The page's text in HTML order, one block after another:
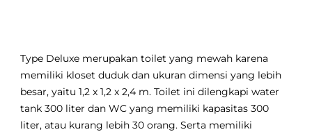
Type Deluxe merupakan toilet yang mewah karena
memiliki kloset duduk dan ukuran dimensi yang lebih
besar, yaitu 1,2 x 1,2 x 2,4 m. Toilet ini dilengkapi water
tank 300 liter dan WC yang memiliki kapasitas 300
liter, atau kurang lebih 30 orang. Serta memiliki